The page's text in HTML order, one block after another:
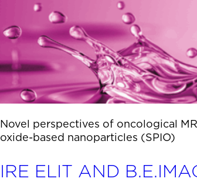
Novel perspectives of oncological
oxide-based nanoparticles (SPIO)
IRE ELIT AND